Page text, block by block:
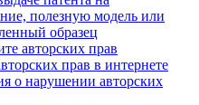
полезную модель или
образец
авторских прав
прав в интернете
о нарушении авторских